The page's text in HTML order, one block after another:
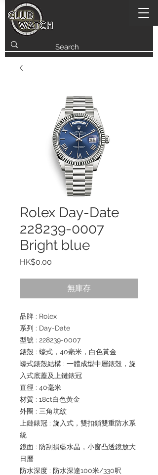
Rolex Day-Date
228239-0007
Bright blue
HK$0.00
無庫存
品牌 : Rolex
系列 : Day-Date
型號 : 228239-0007
錶殼 : 蠔式，40毫米，白色黃金
蠔式錶殼結構 : 一體成型中層錶殼，旋
入式底蓋及上鏈錶冠
直徑 : 40毫米
材質 : 18ct白色黃金
外圈 : 三角坑紋
上鏈錶冠 : 旋入式，雙扣鎖雙重防水系
統
鏡面 : 防刮損藍水晶，小窗凸透鏡放大
日曆
防水深度 : 防水深達100米/330呎